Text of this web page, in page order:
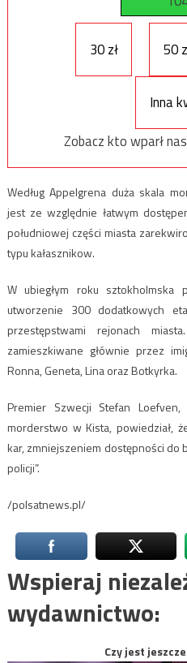
30 zł 50
Inna
Zobacz kto wparł
Według Appelgrena duża skala
jest ze względnie łatwym
południowej części miasta
typu kałasznikow.
W ubiegłym roku sztokholmska
utworzenie 300 dodatkowych
przestępstwami rejonach
zamieszkiwane głównie przez
Ronna, Geneta, Lina oraz Botkyrka.
Premier Szwecji Stefan
morderstwo w Kista, powiedział,
kar, zmniejszeniem dostępności
policji”.
/polsatnews.pl/
Wspieraj
wydawnictwo:
Czy jest